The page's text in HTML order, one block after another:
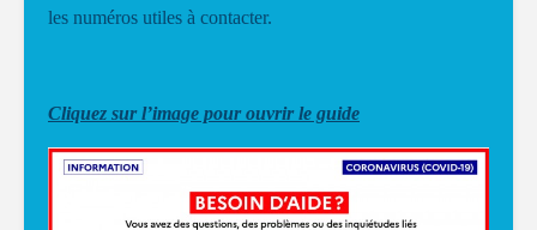
les numéros utiles à contacter.
Cliquez sur l’image pour ouvrir le guide